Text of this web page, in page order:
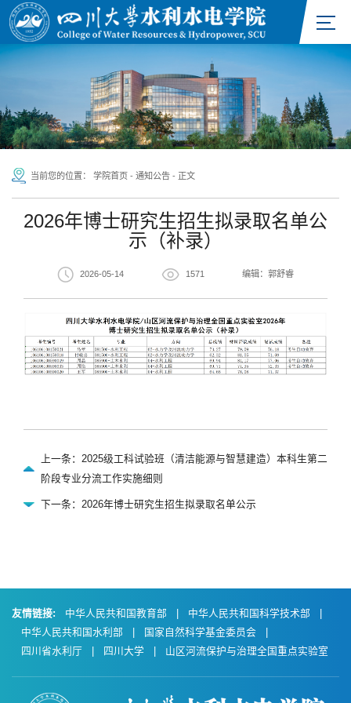
当前您的位置： 学院首页 - 通知公告 - 正文
2026年博士研究生招生拟录取名单公
示（补录）
2026-05-14 1571 编辑：郭舒睿
上一条：2025级工科试验班（清洁能源与智慧建造）本科生第二
阶段专业分流工作实施细则
下一条：2026年博士研究生招生拟录取名单公示
友情链接: 中华人民共和国教育部 中华人民共和国科学技术部
中华人民共和国水利部
国家自然科学基金委员会
四川省水利厅
四川大学 山区河流保护与治理全国重点实验室